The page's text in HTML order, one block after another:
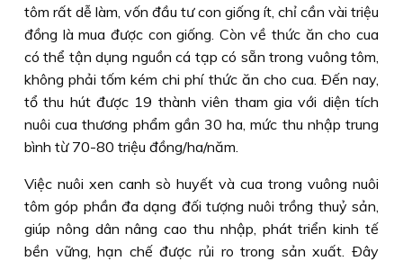
tôm rất dễ làm, vốn đầu tư con giống ít, chỉ cần vài triệu
đồng là mua được con giống. Còn về thức ăn cho cua
có thể tận dụng nguồn cá tạp có sẵn trong vuông tôm,
không phải tốm kém chi phí thức ăn cho cua. Ðến nay,
tổ thu hút được 19 thành viên tham gia với diện tích
nuôi cua thương phẩm gần 30 ha, mức thu nhập trung
bình từ 70-80 triệu đồng/ha/năm.
Việc nuôi xen canh sò huyết và cua trong vuông nuôi
tôm góp phần đa dạng đối tượng nuôi trồng thuỷ sản,
giúp nông dân nâng cao thu nhập, phát triển kinh tế
bền vững, hạn chế được rủi ro trong sản xuất. Ðây